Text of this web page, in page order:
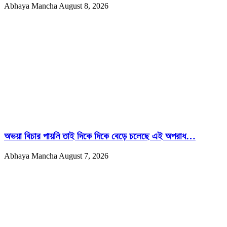
Abhaya ManchaAugust 8, 2026
অভয়া বিচার পায়নি তাই দিকে দিকে বেড়ে চলেছে এই অপরাধ…
Abhaya Mancha August 7, 2026